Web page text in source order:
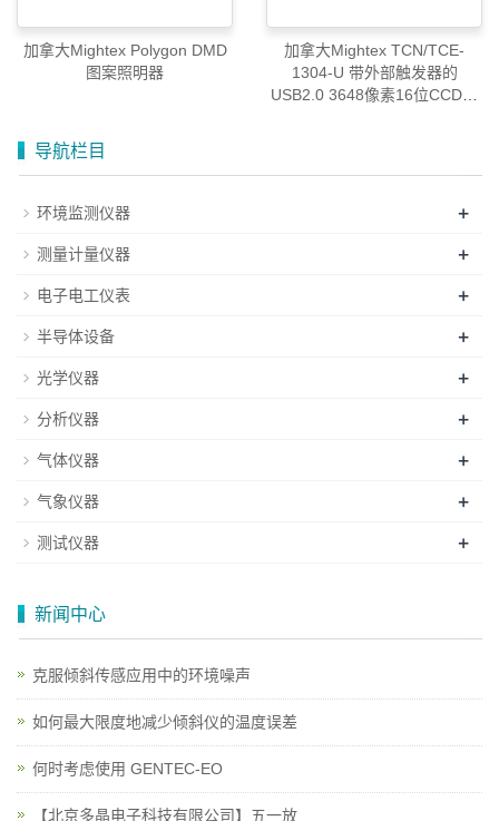
加拿大Mightex Polygon DMD
图案照明器
加拿大Mightex TCN/TCE-
1304-U 带外部触发器的
USB2.0 3648像素16位CCD线
导航栏目
环境监测仪器 +
测量计量仪器 +
电子电工仪表 +
半导体设备 +
光学仪器 +
分析仪器 +
气体仪器 +
气象仪器 +
测试仪器 +
新闻中心
克服倾斜传感应用中的环境噪声
如何最大限度地减少倾斜仪的温度误差
何时考虑使用 GENTEC-EO
【北京多晶电子科技有限公司】五一放